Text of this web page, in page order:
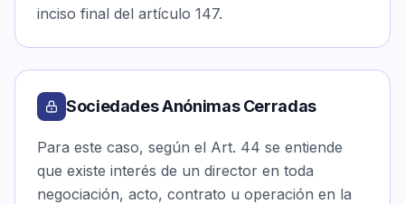
inciso final del artículo 147.
Sociedades Anónimas Cerradas
Para este caso, según el Art. 44 se entiende
que existe interés de un director en toda
negociación, acto, contrato u operación en la